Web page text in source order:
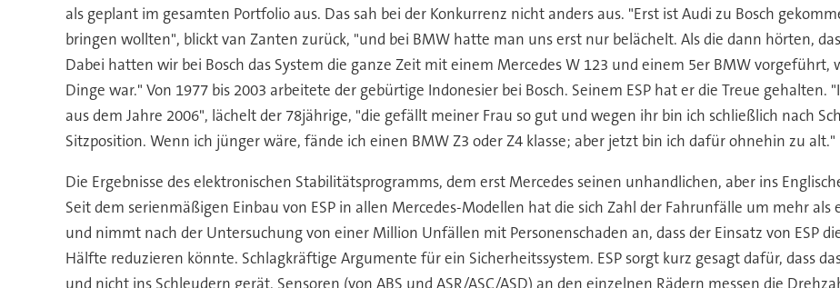
als geplant im gesamten Portfolio aus. Das sah bei der Konkurrenz nicht anders aus. "Erst ist Audi zu Bosch
bringen wollten", blickt van Zanten zurück, "und bei BMW hatte man uns erst nur belächelt. Als die dann hörten,
Dabei hatten wir bei Bosch das System die ganze Zeit mit einem Mercedes W 123 und einem 5er BMW
Dinge war." Von 1977 bis 2003 arbeitete der gebürtige Indonesier bei Bosch. Seinem ESP hat er die Treue gehalten.
aus dem Jahre 2006", lächelt der 78jährige, "die gefällt meiner Frau so gut und wegen ihr bin ich schließlich nach
Sitzposition. Wenn ich jünger wäre, fände ich einen BMW Z3 oder Z4 klasse; aber jetzt bin ich dafür ohnehin zu alt."
Die Ergebnisse des elektronischen Stabilitätsprogramms, dem erst Mercedes seinen unhandlichen, aber ins
Seit dem serienmäßigen Einbau von ESP in allen Mercedes-Modellen hat die sich Zahl der Fahrunfälle um mehr
und nimmt nach der Untersuchung von einer Million Unfällen mit Personenschaden an, dass der Einsatz von ESP
Hälfte reduzieren könnte. Schlagkräftige Argumente für ein Sicherheitssystem. ESP sorgt kurz gesagt dafür, dass
und nicht ins Schleudern gerät. Sensoren (von ABS und ASR/ASC/ASD) an den einzelnen Rädern messen die